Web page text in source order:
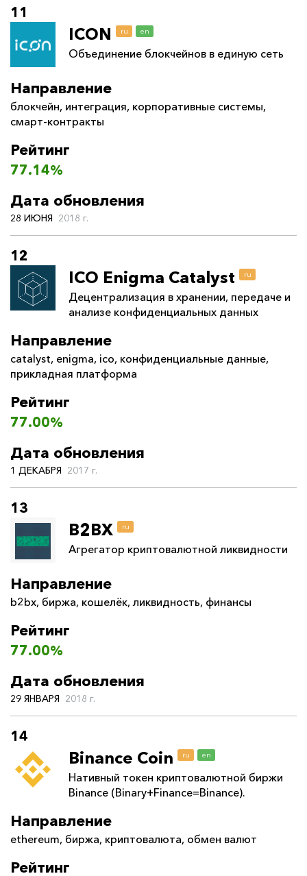
11
ICON ru en
Объединение блокчейнов в единую сеть
Направление
блокчейн, интеграция, корпоративные системы,
смарт-контракты
Рейтинг
77.14%
Дата обновления
28 ИЮНЯ 2018 г.
12
ICO Enigma Catalyst ru
Децентрализация в хранении, передаче и
анализе конфиденциальных данных
Направление
catalyst, enigma, ico, конфиденциальные данные,
прикладная платформа
Рейтинг
77.00%
Дата обновления
1 ДЕКАБРЯ 2017 г.
13
B2BX ru
Агрегатор криптовалютной ликвидности
Направление
b2bx, биржа, кошелёк, ликвидность, финансы
Рейтинг
77.00%
Дата обновления
29 ЯНВАРЯ 2018 г.
14
Binance Coin ru en
Нативный токен криптовалютной биржи
Binance (Binary+Finance=Binance).
Направление
ethereum, биржа, криптовалюта, обмен валют
Рейтинг